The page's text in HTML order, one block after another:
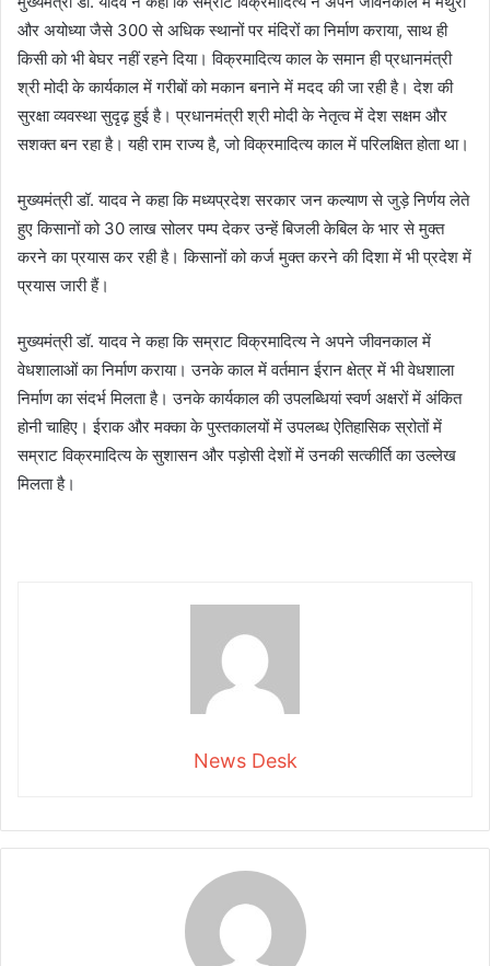
और अयोध्या जैसे 300 से अधिक स्थानों पर मंदिरों का निर्माण कराया, साथ ही
किसी को भी बेघर नहीं रहने दिया। विक्रमादित्य काल के समान ही प्रधानमंत्री
श्री मोदी के कार्यकाल में गरीबों को मकान बनाने में मदद की जा रही है। देश की
सुरक्षा व्यवस्था सुदृढ़ हुई है। प्रधानमंत्री श्री मोदी के नेतृत्व में देश सक्षम और
सशक्त बन रहा है। यही राम राज्य है, जो विक्रमादित्य काल में परिलक्षित होता था।
मुख्यमंत्री डॉ. यादव ने कहा कि मध्यप्रदेश सरकार जन कल्याण से जुड़े निर्णय लेते
हुए किसानों को 30 लाख सोलर पम्प देकर उन्हें बिजली केबिल के भार से मुक्त
करने का प्रयास कर रही है। किसानों को कर्ज मुक्त करने की दिशा में भी प्रदेश में
प्रयास जारी हैं।
मुख्यमंत्री डॉ. यादव ने कहा कि सम्राट विक्रमादित्य ने अपने जीवनकाल में
वेधशालाओं का निर्माण कराया। उनके काल में वर्तमान ईरान क्षेत्र में भी वेधशाला
निर्माण का संदर्भ मिलता है। उनके कार्यकाल की उपलब्धियां स्वर्ण अक्षरों में अंकित
होनी चाहिए। ईराक और मक्का के पुस्तकालयों में उपलब्ध ऐतिहासिक स्रोतों में
सम्राट विक्रमादित्य के सुशासन और पड़ोसी देशों में उनकी सत्कीर्ति का उल्लेख
मिलता है।
News Desk